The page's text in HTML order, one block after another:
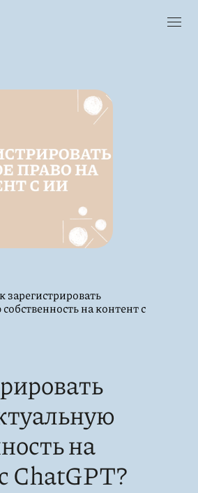
зарегистрировать
на контент с
на
ChatGPT?